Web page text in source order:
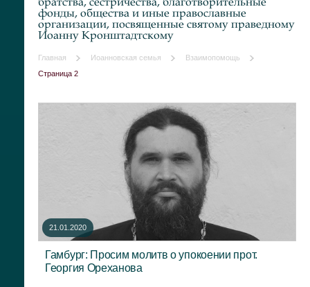
фонды, общества и иные православные
организации, посвященные святому праведному
Иоанну Кронштадтскому
Главная Иоанновская семья
Взаимопомощь
Страница 2
21.01.2020
Гамбург: Просим молитв о упокоении прот.
Георгия Ореханова